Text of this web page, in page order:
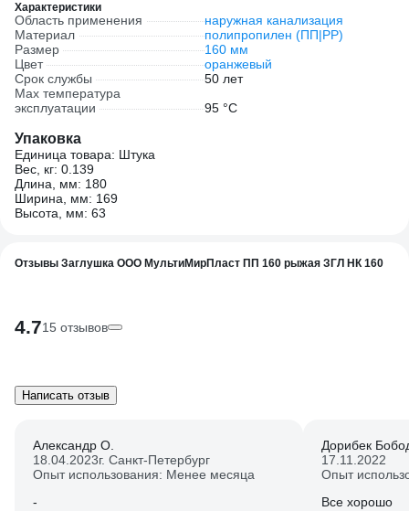
Характеристики
Область применения
наружная канализация
Материал
полипропилен (ПП|PP)
Размер
160 мм
Цвет
оранжевый
Срок службы
50 лет
Max температура
эксплуатации
95 °С
Упаковка
Единица товара: Штука
Вес, кг: 0.139
Длина, мм: 180
Ширина, мм: 169
Высота, мм: 63
Отзывы Заглушка ООО МультиМирПласт ПП 160 рыжая ЗГЛ НК 160
4.715 отзывов
Написать отзыв
Александр О.
18.04.2023г. Санкт-Петербург
Опыт использования: Менее месяца
-
Дорибек
17.11.2022
Опыт
Все хорошо